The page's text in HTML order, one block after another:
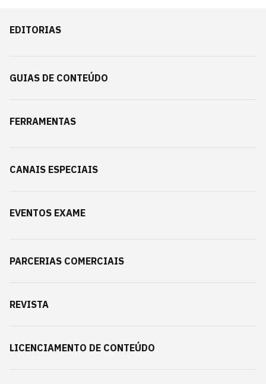
EDITORIAS
GUIAS DE CONTEÚDO
FERRAMENTAS
CANAIS ESPECIAIS
EVENTOS EXAME
PARCERIAS COMERCIAIS
REVISTA
LICENCIAMENTO DE CONTEÚDO